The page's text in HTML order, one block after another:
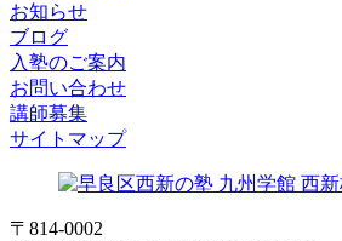
お知らせ
ブログ
入塾のご案内
お問い合わせ
講師募集
サイトマップ
〒814-0002